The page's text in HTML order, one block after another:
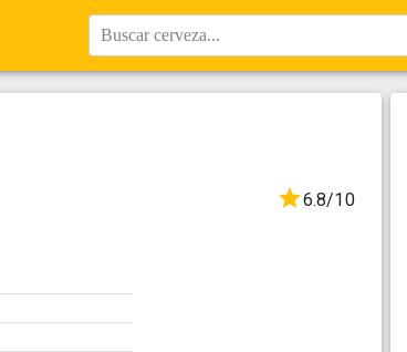
Buscar cerveza...
6.8/10